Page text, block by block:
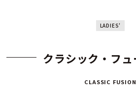
LADIES'
クラシック・フ
CLASSIC FUSION